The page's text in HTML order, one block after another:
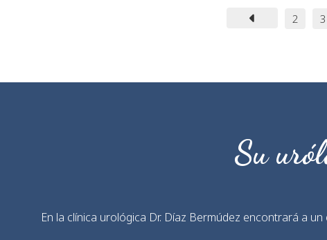
2 3
Su
En la clínica urológica Dr. Díaz Bermúdez encontrará a